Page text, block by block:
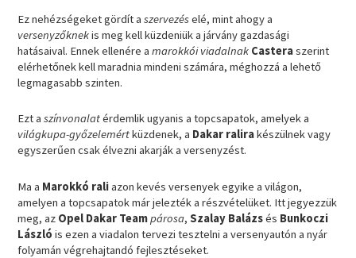
Ez nehézségeket gördít aszervezéselé, mint ahogy a
versenyzőknekis meg kell küzdeniük a járvány gazdasági
hatásaival. Ennek ellenére amarokkói viadalnak Casteraszerint
elérhetőnek kell maradnia mindeni számára, méghozzá a lehető
legmagasabb szinten.
Ezt aszínvonalatérdemlik ugyanis a topcsapatok, amelyek a
világkupa-győzelemértküzdenek, a Dakar ralirakészülnek vagy
egyszerűen csak élvezni akarják a versenyzést.
Ma a Marokkó raliazon kevés versenyek egyike a világon,
amelyen a topcsapatok már jelezték a részvételüket. Itt jegyezzük
meg, az Opel Dakar Teampárosa,Szalay Balázsés Bunkoczi
László is ezen a viadalon tervezi tesztelni a versenyautón a nyár
folyamán végrehajtandó fejlesztéseket.